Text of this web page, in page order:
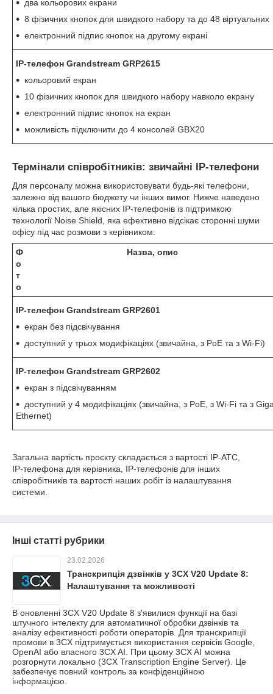
два кольорових екрани
8 фізичних кнопок для швидкого набору та до 48 віртуальних
електронний підпис кнопок на другому екрані
IP-телефон Grandstream GRP2615
кольоровий екран
10 фізичних кнопок для швидкого набору навколо екрану
електронний підпис кнопок на екран
можливість підключити до 4 консолей GBX20
Термінали співробітників: звичайні IP-телефони
Для персоналу можна використовувати будь-які телефони,
залежно від вашого бюджету чи інших вимог. Нижче наведено
кілька простих, але якісних IP-телефонів із підтримкою
технології Noise Shield, яка ефективно відсікає сторонні шуми
офісу під час розмови з керівником:
Ф
о
т
о
Назва, опис
IP-телефон Grandstream GRP2601
екран без підсвічування
доступний у трьох модифікаціях (звичайна, з PoE та з Wi-Fi)
IP-телефон Grandstream GRP2602
екран з підсвічуванням
доступний у 4 модифікаціях (звичайна, з PoE, з Wi-Fi та з
Ethernet)
Загальна вартість проєкту складається з вартості IP‑АТС,
IP‑телефона для керівника, IP‑телефонів для інших
співробітників та вартості наших робіт із налаштування
системи.
Інші статті рубрики
23.02.2026
Транскрипція дзвінків у 3CX V20 Update 8:
Налаштування та можливості
В оновленні 3CX V20 Update 8 з'явилися функції на базі
штучного інтелекту для автоматичної обробки дзвінків та
аналізу ефективності роботи операторів. Для транскрипції
промови в 3CX підтримується використання сервісів Google,
OpenAI або власного 3CX AI. При цьому 3CX AI можна
розгорнути локально (3CX Transcription Engine Server). Це
забезпечує повний контроль за конфіденційною
інформацією.